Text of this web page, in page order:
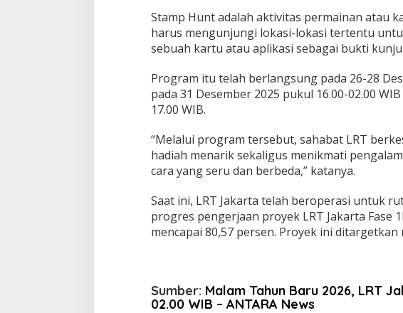
k
u
0
.
0
0
B
Stamp Hunt adalah aktivitas permainan atau
harus mengunjungi lokasi-lokasi tertentu
sebuah kartu atau aplikasi sebagai bukti
Program itu telah berlangsung pada 26-28
pada 31 Desember 2025 pukul 16.00-02.00
17.00 WIB.
“Melalui program tersebut, sahabat LRT
hadiah menarik sekaligus menikmati
cara yang seru dan berbeda,” katanya.
Saat ini, LRT Jakarta telah beroperasi untuk
progres pengerjaan proyek LRT Jakarta Fase
mencapai 80,57 persen. Proyek ini
Sumber: Malam Tahun Baru 2026, LRT
02.00 WIB – ANTARA News